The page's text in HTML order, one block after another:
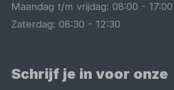
Maandag t/m vrijdag:08:00 -17:00
Zaterdag:08:30 -12:30
Schrijf je in voor onze